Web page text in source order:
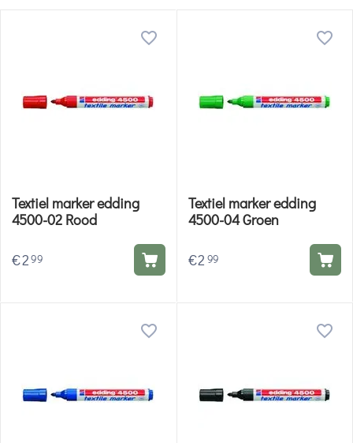
Textiel marker edding
4500-02 Rood
€299
Textiel marker edding
4500-04 Groen
€2 99